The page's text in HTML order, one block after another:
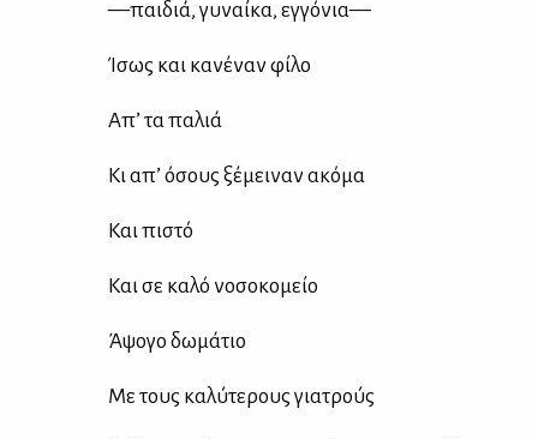
—παι­διά, γυ­ναί­κα, εγ­γό­νια—
Ίσως και κα­νέ­ναν φί­λο
Απ’ τα πα­λιά
Κι απ’ όσους ξέ­μει­ναν ακό­μα
Και πι­στό
Και σε κα­λό νο­σο­κο­μείο
Άψο­γο δω­μά­τιο
Με τους κα­λύ­τε­ρους για­τρούς